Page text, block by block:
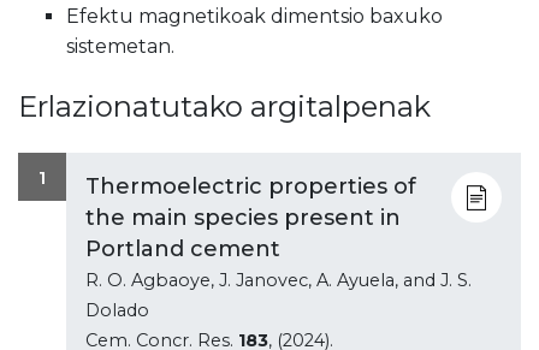
Efektu magnetikoak dimentsio baxuko
sistemetan.
Erlazionatutako argitalpenak
1
Thermoelectric properties of
the main species present in
Portland cement
R. O. Agbaoye, J. Janovec, A. Ayuela, and J. S.
Dolado
Cem. Concr. Res. 183, (2024).